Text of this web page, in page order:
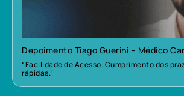
Depoimento Tiago Guerini – Médico
“Facilidade de Acesso. Cumprimento dos
rápidas.”